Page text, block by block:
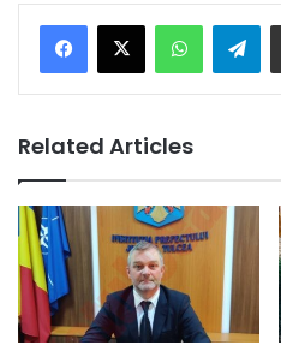
Telegram
Related Articles